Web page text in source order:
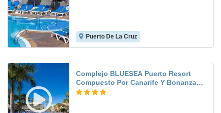
Puerto De La Cruz
Complejo BLUESEA Puerto Resort
Compuesto Por Canarife Y Bonanza
Palace